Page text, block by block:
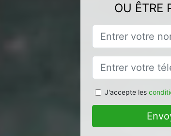
OU ÊTRE
J'accepte les